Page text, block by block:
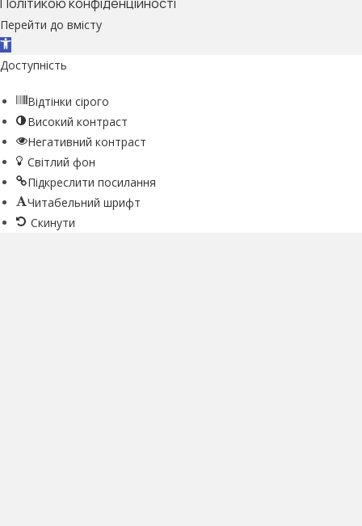
Перейти до вмісту
Відкрити Панель інструментів
Доступність
Відтінки сірого
Високий контраст
Негативний контраст
Світлий фон
Підкреслити посилання
Читабельний шрифт
Скинути